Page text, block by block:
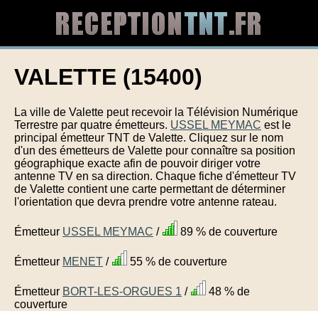
VALETTE (15400)
La ville de Valette peut recevoir la Télévision Numérique
Terrestre par quatre émetteurs. USSEL MEYMAC est le
principal émetteur TNT de Valette. Cliquez sur le nom
d'un des émetteurs de Valette pour connaître sa position
géographique exacte afin de pouvoir diriger votre
antenne TV en sa direction. Chaque fiche d'émetteur TV
de Valette contient une carte permettant de déterminer
l'orientation que devra prendre votre antenne rateau.
Émetteur USSEL MEYMAC / 89 % de couverture
Émetteur MENET / 55 % de couverture
Émetteur BORT-LES-ORGUES 1 /
48 % de
couverture